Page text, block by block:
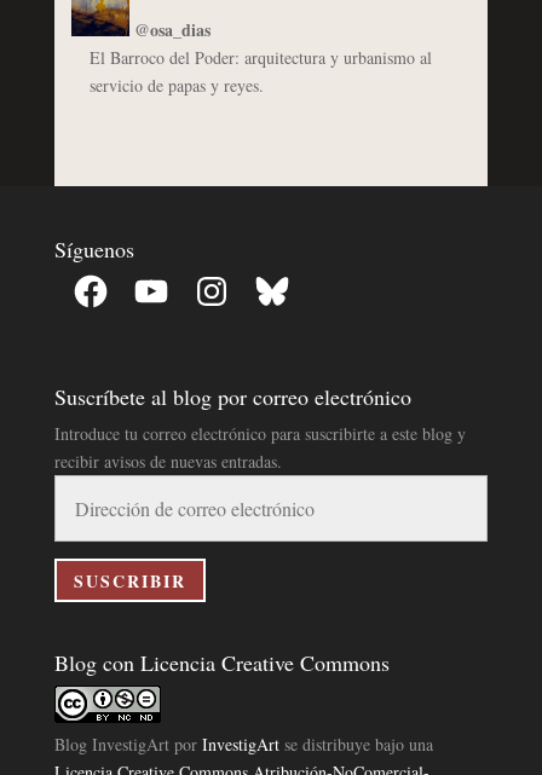
@osa_dias
El Barroco del Poder: arquitectura y urbanismo al
servicio de papas y reyes.
Síguenos
Facebook YouTube InstagramBluesky
Suscríbete al blog por correo electrónico
Introduce tu correo electrónico para suscribirte a este blog y
recibir avisos de nuevas entradas.
correo
electrónico
SUSCRIBIR
Blog con Licencia Creative Commons
Blog InvestigArtpor InvestigArtse distribuye bajo una